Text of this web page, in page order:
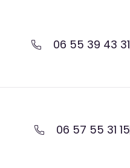
06 55 39 43 31
06 57 55 31 15